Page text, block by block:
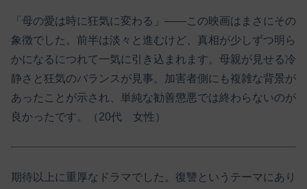
「母の愛は時に狂気に変わる」――この映画はまさにその
象徴でした。前半は淡々と進むけど、真相が少しずつ明ら
かになるにつれて一気に引き込まれます。母親が見せる冷
静さと狂気のバランスが見事。加害者側にも複雑な背景が
あったことが示され、単純な勧善懲悪では終わらないのが
良かったです。（20代 女性）
期待以上に重厚なドラマでした。復讐というテーマにあり